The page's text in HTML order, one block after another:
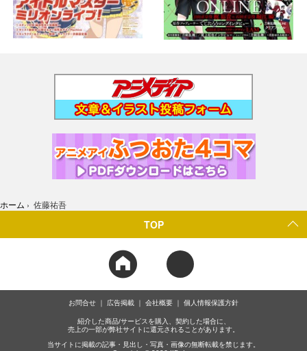
ホーム › 佐藤祐吾
TOP
お問合せ 広告掲載 会社概要 個人情報保護方針
紹介した商品/サービスを購入、契約した場合に、
売上の一部が弊社サイトに還元されることがあります。
当サイトに掲載の記事・見出し・写真・画像の無断転載を禁じます。